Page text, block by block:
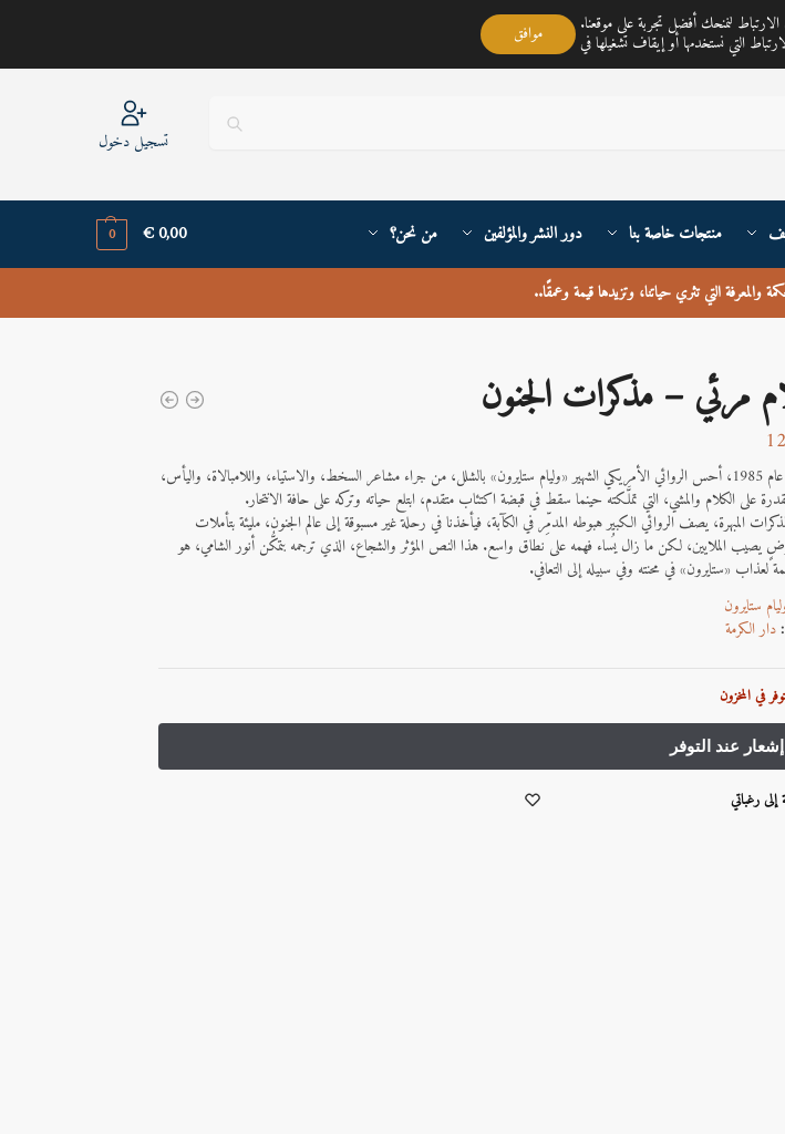
تغطي خدمته جميع أنحاء القارة الأوربية والعالم
تسجيل دخول
منتجات خاصة بنا دور النشر والمؤلفين من نحن؟ 0,00
€
0
والمعرفة التي تثري حياتنا، وتزيدها قيمة وعمقًا..
– مذكرات الجنون
في صيف عام 1985، أحس الروائي الأمريكي الشهير «وليام ستايرون» بالشلل، من جراء مشاعر السخط، والاستياء، واللامبالاة، واليأس،
على الكلام والمشي، التي تملَّكته حينما سقط في قبضة اكتئاب متقدم، ابتلع حياته وتركه على حافة الانتحار.
المبهرة، يصف الروائي الكبير هبوطه المدمِّر في الكآبة، فيأخذنا في رحلة غير مسبوقة إلى عالم الجنون، مليئة بتأملات
يصيب الملايين، لكن ما زال يُساء فهمه على نطاق واسع. هذا النص المؤثر والشجاع، الذي ترجمه بتمكُّن أنور الشامي، هو
لعذاب «ستايرون» في محنته وفي سبيله إلى التعافي.
ستايرون
:دار الكرمة
في المخزون
إلى رغباتي
لنمنحك أفضل تجربة على موقعنا. موافق